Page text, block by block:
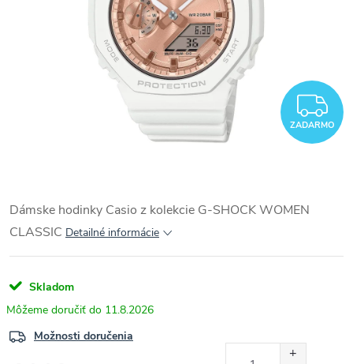
ZADARMO
Dámske hodinky Casio z kolekcie G-SHOCK WOMEN
CLASSIC Detailné informácie
Skladom
11.8.2026
Možnosti doručenia